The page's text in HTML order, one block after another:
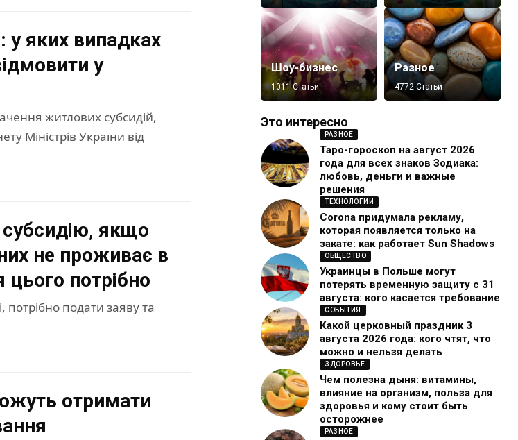
у яких випадках
у
житлових субсидій,
Міністрів України від
якщо
не проживає в
потрібно
потрібно подати заяву та
отримати
Шоу-бизнес
1011 Статьи
Разное
4772 Статьи
Это интересно
РАЗНОЕ
Таро-гороскоп на август 2026
года для всех знаков Зодиака:
любовь, деньги и важные
решения
ТЕХНОЛОГИИ
Corona придумала рекламу,
которая появляется только на
закате: как работает Sun Shadows
ОБЩЕСТВО
Украинцы в Польше могут
потерять временную защиту с 31
августа: кого касается требование
СОБЫТИЯ
Какой церковный праздник 3
августа 2026 года: кого чтят, что
можно и нельзя делать
ЗДОРОВЬЕ
Чем полезна дыня: витамины,
влияние на организм, польза для
здоровья и кому стоит быть
осторожнее
РАЗНОЕ